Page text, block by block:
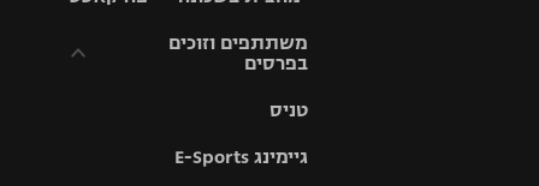
משתתפים וזוכים
בפרסים
וזוכים בפרסים
טניס
גיימינג E-Sports